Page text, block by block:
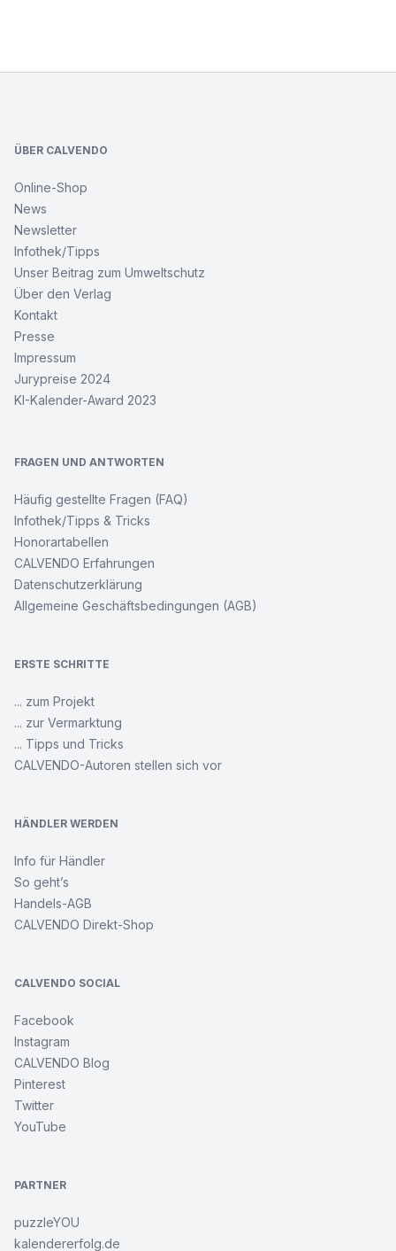
ÜBER CALVENDO
Online-Shop
News
Newsletter
Infothek/Tipps
Unser Beitrag zum Umweltschutz
Über den Verlag
Kontakt
Presse
Impressum
Jurypreise 2024
KI-Kalender-Award 2023
FRAGEN UND ANTWORTEN
Häufig gestellte Fragen (FAQ)
Infothek/Tipps & Tricks
Honorartabellen
CALVENDO Erfahrungen
Datenschutzerklärung
Allgemeine Geschäftsbedingungen (AGB)
ERSTE SCHRITTE
... zum Projekt
... zur Vermarktung
... Tipps und Tricks
CALVENDO-Autoren stellen sich vor
HÄNDLER WERDEN
Info für Händler
So geht’s
Handels-AGB
CALVENDO Direkt-Shop
CALVENDO SOCIAL
Facebook
Instagram
CALVENDO Blog
Pinterest
Twitter
YouTube
PARTNER
puzzleYOU
kalendererfolg.de